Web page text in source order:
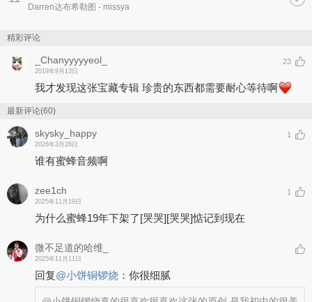
Darren达布希勒图 - missya
精彩评论
_Chanyyyyyeol_
2019年9月13日
23
我才发现这张宝藏专辑 珍贵的东西都需要耐心等待啊
最新评论(60)
skysky_happy
2026年3月28日
1
谁有蜜蜂音频啊
zee1ch
2025年11月19日
1
为什么蜜蜂19年下架了[哭哭][哭哭]惦记到现在
微不足道的哈维_
2025年11月11日
回复@小饼铜锣烧 ： 你很细腻